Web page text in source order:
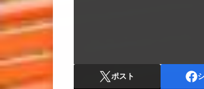
ポスト